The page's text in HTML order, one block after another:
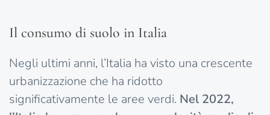
Il consumo di suolo in Italia
Negli ultimi anni, l’Italia ha visto una crescente
urbanizzazione che ha ridotto
significativamente le aree verdi. Nel 2022,